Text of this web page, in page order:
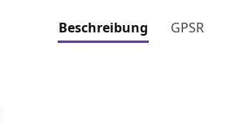
Beschreibung GPSR